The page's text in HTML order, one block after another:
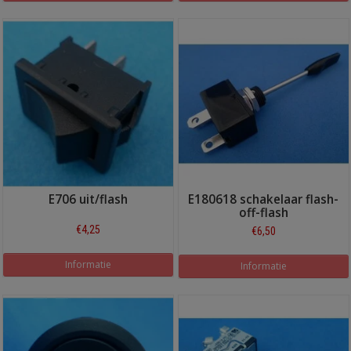
E706 uit/flash
€4,25
Informatie
E180618 schakelaar flash-
off-flash
€6,50
Informatie